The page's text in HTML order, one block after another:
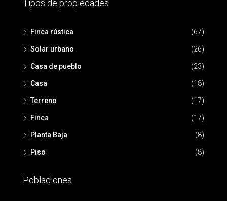
Tipos de propiedades
Finca rústica (67)
Solar urbano (26)
Casa de pueblo (23)
Casa (18)
Terreno (17)
Finca (17)
Planta Baja (8)
Piso (8)
Poblaciones